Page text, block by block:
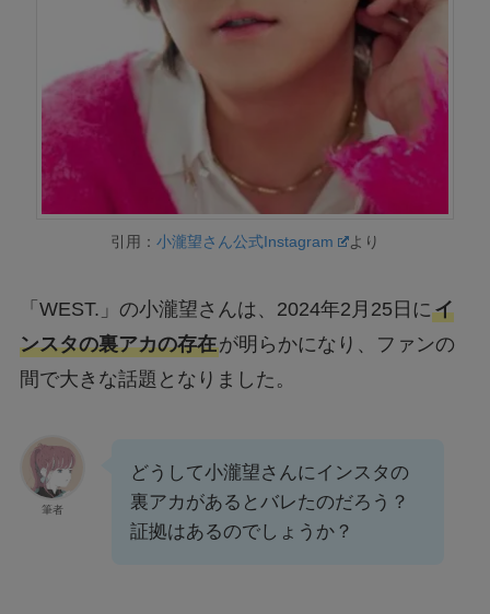
引用： 小瀧望さん公式Instagram より
「WEST.」の小瀧望さんは、2024年2月25日にイ
ンスタの裏アカの存在が明らかになり、ファンの
間で大きな話題となりました。
筆者
どうして小瀧望さんにインスタの
裏アカがあるとバレたのだろう？
証拠はあるのでしょうか？